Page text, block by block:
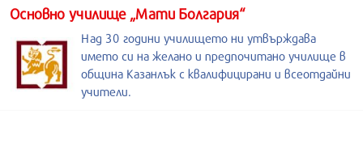
Основно училище „Мати Болгария“
Над 30 години училището ни утвърждава
името си на желано и предпочитано училище в
община Казанлък с квалифицирани и всеотдайни
учители.